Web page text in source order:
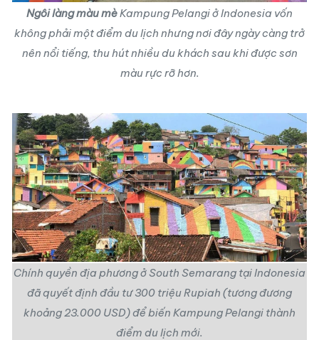
Ngôi làng màu mèKampung Pelangi ở Indonesia vốn
không phải một điểm du lịch nhưng nơi đây ngày càng trở
nên nổi tiếng, thu hút nhiều du khách sau khi được sơn
màu rực rỡ hơn.
Chính quyền địa phương ở South Semarang tại Indonesia
đã quyết định đầu tư 300 triệu Rupiah (tương đương
khoảng 23.000 USD) để biến Kampung Pelangi thành
điểm du lịch mới.